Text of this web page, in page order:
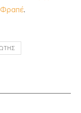
Φραπέ.